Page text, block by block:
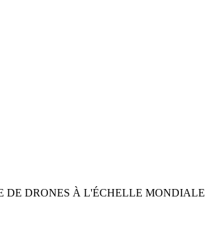
DE DRONES À L'ÉCHELLE MONDIALE